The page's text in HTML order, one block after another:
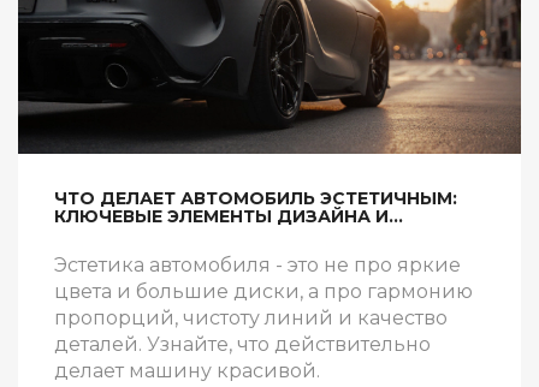
ЧТО ДЕЛАЕТ АВТОМОБИЛЬ ЭСТЕТИЧНЫМ:
КЛЮЧЕВЫЕ ЭЛЕМЕНТЫ ДИЗАЙНА И
Эстетика автомобиля - это не про яркие
цвета и большие диски, а про гармонию
пропорций, чистоту линий и качество
деталей. Узнайте, что действительно
делает машину красивой.